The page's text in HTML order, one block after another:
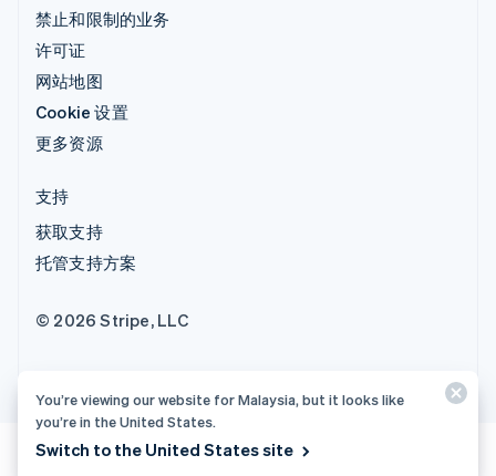
禁止和限制的业务
许可证
网站地图
Cookie 设置
更多资源
支持
获取支持
托管支持方案
© 2026 Stripe, LLC
You’re viewing our website for Malaysia, but it looks like
you’re in the United States.
Switch to the United States site